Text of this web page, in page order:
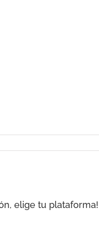
elige tu plataforma!